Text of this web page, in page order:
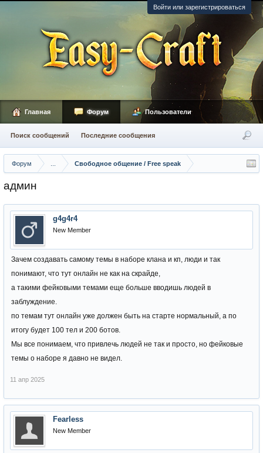
Войти или зарегистрироваться
Форум Свободное общение / Free speak
админ
g4g4r4
New Member
Зачем создавать самому темы в наборе клана и кп, люди и так
понимают, что тут онлайн не как на скрайде,
а такими фейковыми темами еще больше вводишь людей в
заблуждение.
по темам тут онлайн уже должен быть на старте нормальный, а по
итогу будет 100 тел и 200 ботов.
Мы все понимаем, что привлечь людей не так и просто, но фейковые
темы о наборе я давно не видел.
11 апр 2025
Fearless
New Member
Главная Форум
Поиск сообщений Последние сообщения
Пользователи